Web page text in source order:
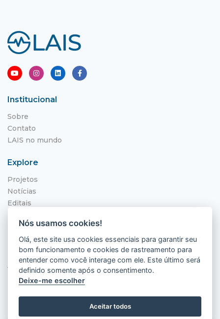
Institucional
Sobre
Contato
LAIS no mundo
Explore
Projetos
Notícias
Editais
Localização
Hospital Universitário Onofre Lopes - HUOL
Av. Nilo Peçanha, 620 - Petrópolis
Natal - RN, 59012-300
Nós usamos cookies!
Olá, este site usa cookies essenciais para garantir seu
bom funcionamento e cookies de rastreamento para
entender como você interage com ele. Este último será
definido somente após o consentimento.
Deixe-me escolher
Aceitar todos